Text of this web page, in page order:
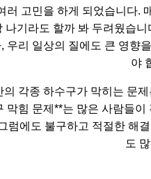
러 고민을 하게 되었습니다.
나기라도 할까 봐 두려웠습
우리 일상의 질에도 큰 영향
야
의 각종 하수구가 막히는 문
막힘 문제**는 많은 사람들
럼에도 불구하고 적절한 해
도